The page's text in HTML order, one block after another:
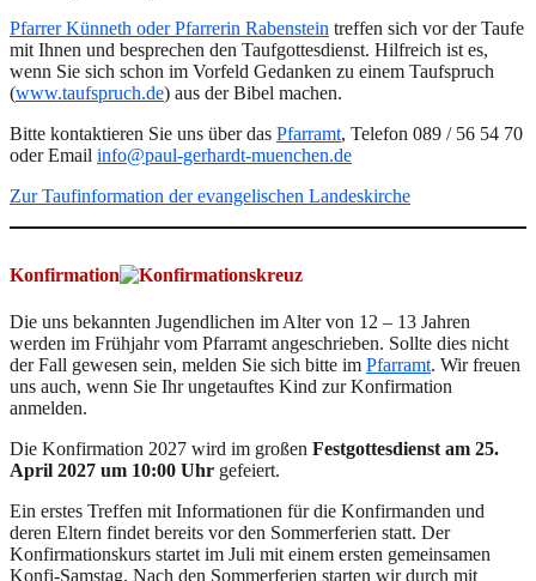
Pfarrer Künneth oder Pfarrerin Rabenstein treffen sich vor der Taufe
mit Ihnen und besprechen den Taufgottesdienst. Hilfreich ist es,
wenn Sie sich schon im Vorfeld Gedanken zu einem Taufspruch
(www.taufspruch.de) aus der Bibel machen.
Bitte kontaktieren Sie uns über das Pfarramt, Telefon 089 / 56 54 70
oder Email info@paul-gerhardt-muenchen.de
Zur Taufinformation der evangelischen Landeskirche
Konfirmation
Die uns bekannten Jugendlichen im Alter von 12 – 13 Jahren
werden im Frühjahr vom Pfarramt angeschrieben. Sollte dies nicht
der Fall gewesen sein, melden Sie sich bitte im Pfarramt. Wir freuen
uns auch, wenn Sie Ihr ungetauftes Kind zur Konfirmation
anmelden.
Die Konfirmation 2027 wird im großen Festgottesdienst am 25.
April 2027 um 10:00 Uhr gefeiert.
Ein erstes Treffen mit Informationen für die Konfirmanden und
deren Eltern findet bereits vor den Sommerferien statt. Der
Konfirmationskurs startet im Juli mit einem ersten gemeinsamen
Konfi-Samstag. Nach den Sommerferien starten wir durch mit